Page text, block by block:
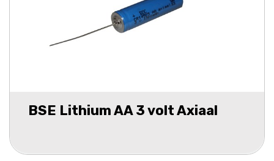
BSE Lithium AA 3 volt Axiaal